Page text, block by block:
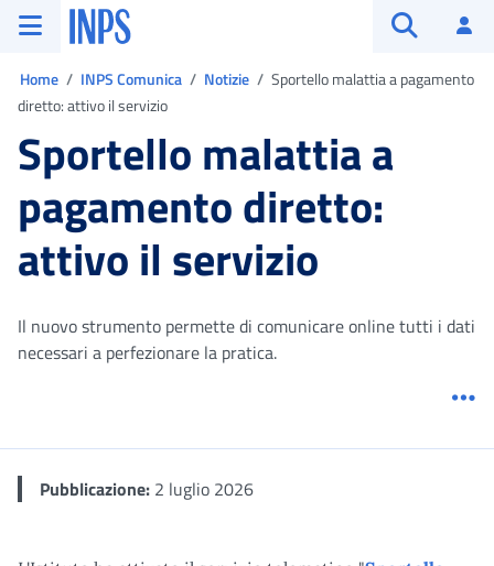
Vai al menu principale
Vai al contenuto principale
Vai al pie' di pagina
INPS ()
Home INPS Comunica Notizie
Sportello malattia a pagamento
diretto: attivo il servizio
Sportello malattia a
pagamento diretto:
attivo il servizio
Il nuovo strumento permette di comunicare online tutti i dati
necessari a perfezionare la pratica.
Pubblicazione: 2 luglio 2026